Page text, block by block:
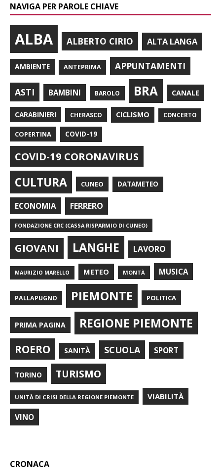
NAVIGA PER PAROLE CHIAVE
ALBA ALBERTO CIRIO ALTA LANGA
AMBIENTE ANTEPRIMA APPUNTAMENTI
ASTI BAMBINI BAROLO BRA CANALE
CARABINIERI CHERASCO CICLISMO CONCERTO
COPERTINA COVID-19
COVID-19 CORONAVIRUS
CULTURA CUNEO DATAMETEO
ECONOMIA FERRERO
FONDAZIONE CRC (CASSA RISPARMIO DI CUNEO)
GIOVANI LANGHE LAVORO
MAURIZIO MARELLO METEO MONTÀ MUSICA
PALLAPUGNO PIEMONTE POLITICA
PRIMA PAGINA REGIONE PIEMONTE
ROERO SANITÀ SCUOLA SPORT
TORINO TURISMO
UNITÀ DI CRISI DELLA REGIONE PIEMONTE VIABILITÀ
VINO
CRONACA